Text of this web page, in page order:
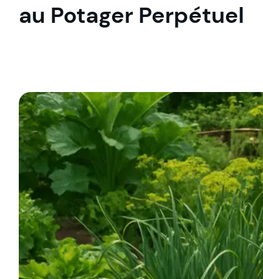
au Potager Perpétuel